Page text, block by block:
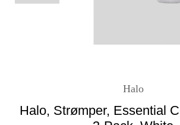
Halo
Halo, Strømper, Essential